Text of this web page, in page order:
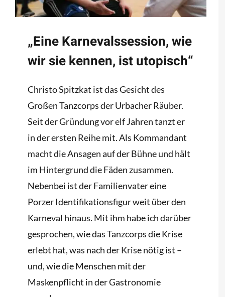
„Eine Karnevalssession, wie
wir sie kennen, ist utopisch“
Christo Spitzkat ist das Gesicht des
Großen Tanzcorps der Urbacher Räuber.
Seit der Gründung vor elf Jahren tanzt er
in der ersten Reihe mit. Als Kommandant
macht die Ansagen auf der Bühne und hält
im Hintergrund die Fäden zusammen.
Nebenbei ist der Familienvater eine
Porzer Identifikationsfigur weit über den
Karneval hinaus. Mit ihm habe ich darüber
gesprochen, wie das Tanzcorps die Krise
erlebt hat, was nach der Krise nötig ist –
und, wie die Menschen mit der
Maskenpflicht in der Gastronomie